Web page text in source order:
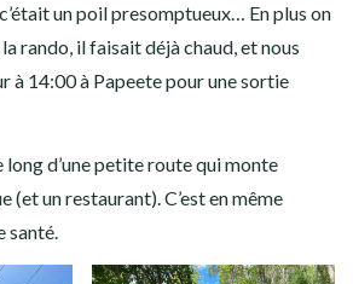
un poil presomptueux… En plus on
rando, il faisait déjà chaud, et nous
à 14:00 à Papeete pour une sortie
long d’une petite route qui monte
(et un restaurant). C’est en même
santé.